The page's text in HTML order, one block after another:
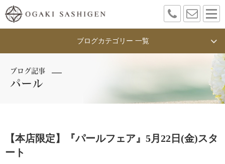
ブログカテゴリー 一覧
ブログ記事
パール
【本店限定】『パールフェア』5月22日(金)スタ
ート